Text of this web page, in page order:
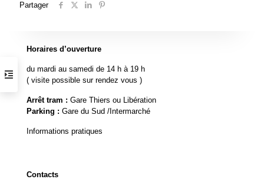
Partager
Horaires d’ouverture
du mardi au samedi de 14 h à 19 h
( visite possible sur rendez vous )
Arrêt tram : Gare Thiers ou Libération
Parking : Gare du Sud /Intermarché
Informations pratiques
Contacts